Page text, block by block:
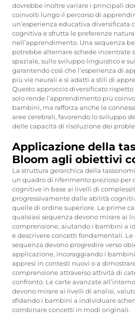
dovrebbe inoltre variare i principali
coinvolti lungo il percorso di
un’esperienza educativa diversificata
cognitiva e sfrutta le preferenze
nell’apprendimento. Una sequenza
potrebbe alternare schede incentrate
spaziale, sullo sviluppo linguistico e
garantendo così che l’esperienza di
più vie neurali e si adatti a stili di
Questo approccio diversificato
solo rende l’apprendimento più
bambini, ma rafforza anche le
aree cerebrali, favorendo lo sviluppo
delle capacità di risoluzione dei
Applicazione della
Bloom agli obiettivi
La struttura gerarchica della
un quadro di riferimento prezioso per
cognitive in base ai livelli di
progressivamente dalle abilità
quelle di ordine superiore. Le prime
qualsiasi sequenza devono mirare ai
comprensione, aiutando i bambini a
e descrivere concetti fondamentali. Le
sequenza devono progredire verso
applicazione, incoraggiando i
appresi in contesti nuovi o a
comprensione attraverso attività di
confronto. Le carte avanzate
devono mirare ai livelli di analisi,
sfidando i bambini a individuare
combinare concetti in modi originali.